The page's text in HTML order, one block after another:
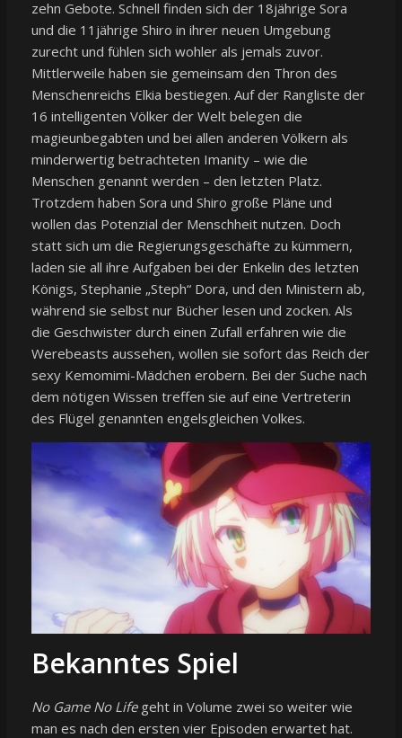
zehn Gebote. Schnell finden sich der 18jährige Sora
und die 11jährige Shiro in ihrer neuen Umgebung
zurecht und fühlen sich wohler als jemals zuvor.
Mittlerweile haben sie gemeinsam den Thron des
Menschenreichs Elkia bestiegen. Auf der Rangliste der
16 intelligenten Völker der Welt belegen die
magieunbegabten und bei allen anderen Völkern als
minderwertig betrachteten Imanity – wie die
Menschen genannt werden – den letzten Platz.
Trotzdem haben Sora und Shiro große Pläne und
wollen das Potenzial der Menschheit nutzen. Doch
statt sich um die Regierungsgeschäfte zu kümmern,
laden sie all ihre Aufgaben bei der Enkelin des letzten
Königs, Stephanie „Steph“ Dora, und den Ministern ab,
während sie selbst nur Bücher lesen und zocken. Als
die Geschwister durch einen Zufall erfahren wie die
Werebeasts aussehen, wollen sie sofort das Reich der
sexy Kemomimi-Mädchen erobern. Bei der Suche nach
dem nötigen Wissen treffen sie auf eine Vertreterin
des Flügel genannten engelsgleichen Volkes.
Bekanntes Spiel
No Game No Lifegeht in Volume zwei so weiter wie
man es nach den ersten vier Episoden erwartet hat.